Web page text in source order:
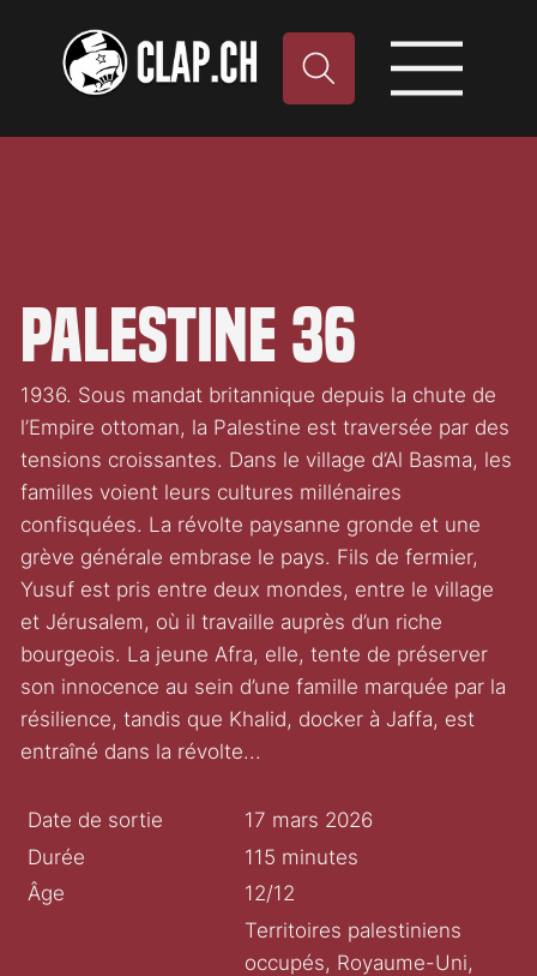
Palestine 36
1936. Sous mandat britannique depuis la chute de
l’Empire ottoman, la Palestine est traversée par des
tensions croissantes. Dans le village d’Al Basma, les
familles voient leurs cultures millénaires
confisquées. La révolte paysanne gronde et une
grève générale embrase le pays. Fils de fermier,
Yusuf est pris entre deux mondes, entre le village
et Jérusalem, où il travaille auprès d’un riche
bourgeois. La jeune Afra, elle, tente de préserver
son innocence au sein d’une famille marquée par la
résilience, tandis que Khalid, docker à Jaffa, est
entraîné dans la révolte...
Date de sortie
17 mars 2026
Durée
115 minutes
Âge
12/12
Territoires palestiniens
occupés, Royaume-Uni,